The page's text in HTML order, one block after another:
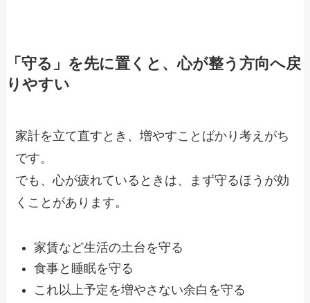
「守る」を先に置くと、心が整う方向へ戻
りやすい
家計を立て直すとき、増やすことばかり考えがち
です。
でも、心が疲れているときは、まず守るほうが効
くことがあります。
家賃など生活の土台を守る
食事と睡眠を守る
これ以上予定を増やさない余白を守る